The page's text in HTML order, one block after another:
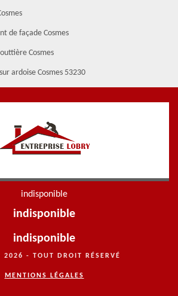
de façade Cosmes
Cosmes
ardoise Cosmes 53230
indisponible
indisponible
indisponible
- TOUT DROIT RÉSERVÉ
MENTIONS LÉGALES